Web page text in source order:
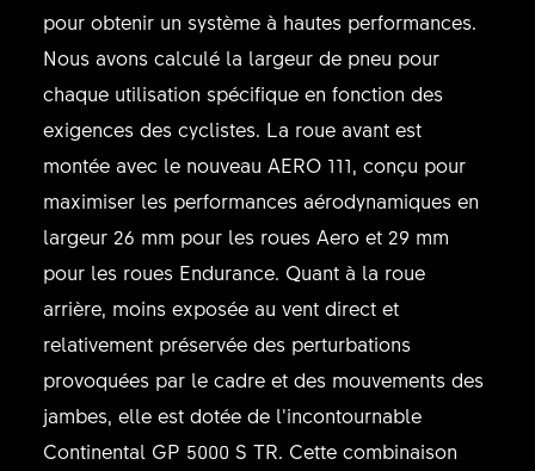
pour obtenir un système à hautes performances.
Nous avons calculé la largeur de pneu pour
chaque utilisation spécifique en fonction des
exigences des cyclistes. La roue avant est
montée avec le nouveau AERO 111, conçu pour
maximiser les performances aérodynamiques en
largeur 26 mm pour les roues Aero et 29 mm
pour les roues Endurance. Quant à la roue
arrière, moins exposée au vent direct et
relativement préservée des perturbations
provoquées par le cadre et des mouvements des
jambes, elle est dotée de l’incontournable
Continental GP 5000 S TR. Cette combinaison